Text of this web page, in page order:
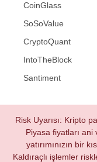
CoinGlass
SoSoValue
CryptoQuant
IntoTheBlock
Santiment
Risk Uyarısı: Kripto
Piyasa fiyatları ani
yatırımınızın bir
Kaldıraçlı işlemler